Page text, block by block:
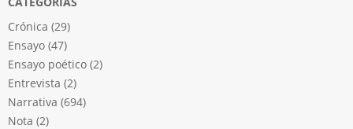
Crónica (29)
Ensayo (47)
Ensayo poético (2)
Entrevista (2)
Narrativa (694)
Nota (2)